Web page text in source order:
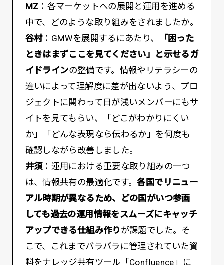
MZ ：各マーケットへの展開と運用を進める
中で、どのような取り組みをされましたか。
谷村：GMWを展開するにあたり、
「困った
ときはまずここを見てください」と示せるガ
イドラインの整備です。情報やリテラシーの
違いによって理解度に差が出ないよう、プロ
ジェクトに関わって日が浅いメンバーにもサ
イトを見てもらい、「どこがわかりにくい
か」「どんな表現なら伝わるか」を何度も
確認しながら改善しました。
井須：運用における重要な取り組みの一つ
は、情報共有の最適化です。各国でリニュー
アル時期が異なるため、どの国がいつ参画
しても過去の運用情報をスムーズにキャッチ
アップできる仕組み作り が課題でした。そ
こで、これまでバラバラに管理されていた資
料をナレッジ共有ツール「Confluence」に